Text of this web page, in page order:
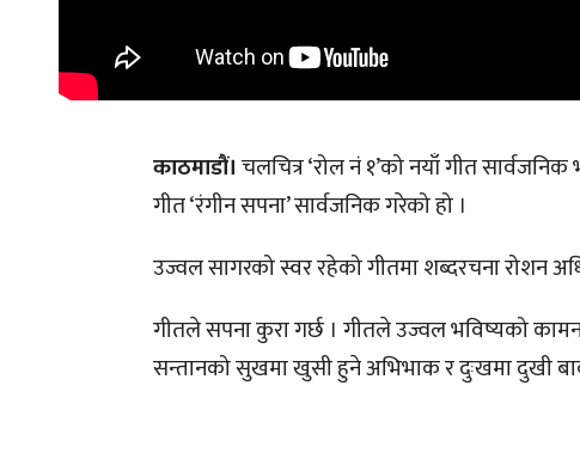
काठमाडौं।चलचित्र ‘रोल नं १’को नयाँ गीत
गीत ‘रंगीन सपना’ सार्वजनिक गरेको हो ।
उज्वल सागरको स्वर रहेको गीतमा शब्दरचना रोशन
गीतले सपना कुरा गर्छ । गीतले उज्वल भविष्यको
सन्तानको सुखमा खुसी हुने अभिभाक र दुःखमा दुखी